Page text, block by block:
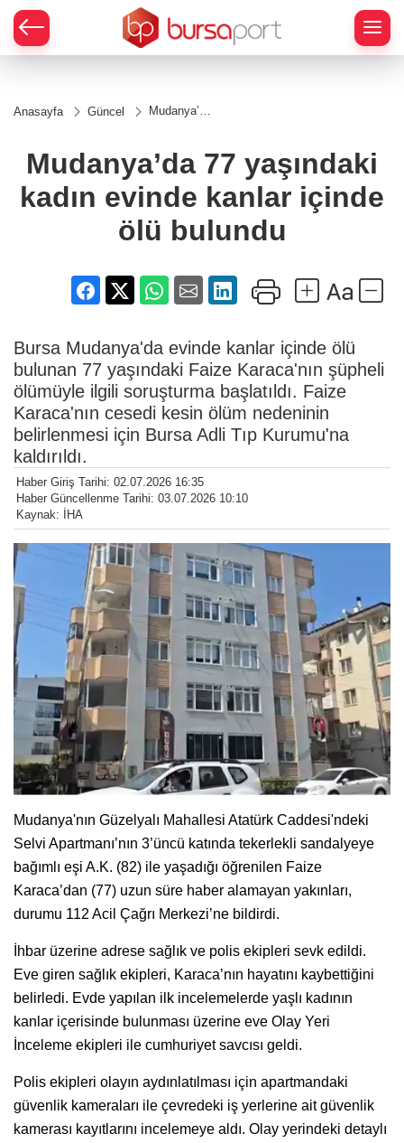
Anasayfa Güncel
Mudanya’da
kadın
evinde
içinde ölü
bulundu
Mudanya’da 77 yaşındaki
kadın evinde kanlar içinde
ölü bulundu
Bursa Mudanya'da evinde kanlar içinde ölü
bulunan 77 yaşındaki Faize Karaca'nın şüpheli
ölümüyle ilgili soruşturma başlatıldı. Faize
Karaca'nın cesedi kesin ölüm nedeninin
belirlenmesi için Bursa Adli Tıp Kurumu'na
kaldırıldı.
Haber Giriş Tarihi: 02.07.2026 16:35
Haber Güncellenme Tarihi: 03.07.2026 10:10
Kaynak: İHA
Mudanya'nın Güzelyalı Mahallesi Atatürk Caddesi'ndeki
Selvi Apartmanı’nın 3’üncü katında tekerlekli sandalyeye
bağımlı eşi A.K. (82) ile yaşadığı öğrenilen Faize
Karaca’dan (77) uzun süre haber alamayan yakınları,
durumu 112 Acil Çağrı Merkezi’ne bildirdi.
İhbar üzerine adrese sağlık ve polis ekipleri sevk edildi.
Eve giren sağlık ekipleri, Karaca’nın hayatını kaybettiğini
belirledi. Evde yapılan ilk incelemelerde yaşlı kadının
kanlar içerisinde bulunması üzerine eve Olay Yeri
İnceleme ekipleri ile cumhuriyet savcısı geldi.
Polis ekipleri olayın aydınlatılması için apartmandaki
güvenlik kameraları ile çevredeki iş yerlerine ait güvenlik
kamerası kayıtlarını incelemeye aldı. Olay yerindeki detaylı